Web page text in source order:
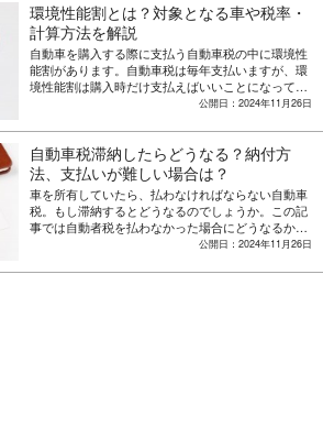
環境性能割とは？対象となる車や税率・
計算方法を解説
自動車を購入する際に支払う自動車税の中に環境性
能割があります。自動車税は毎年支払いますが、環
境性能割は購入時だけ支払えばいいことになってい
ます。今回は環境性能割とはどういったものなの
公開日：2024年11月26日
自動車税滞納したらどうなる？納付方
法、支払いが難しい場合は？
車を所有していたら、払わなければならない自動車
税。もし滞納するとどうなるのでしょうか。この記
事では自動者税を払わなかった場合にどうなるかを
説明するとともに、自動車税の納付方法や、支払い
公開日：2024年11月26日